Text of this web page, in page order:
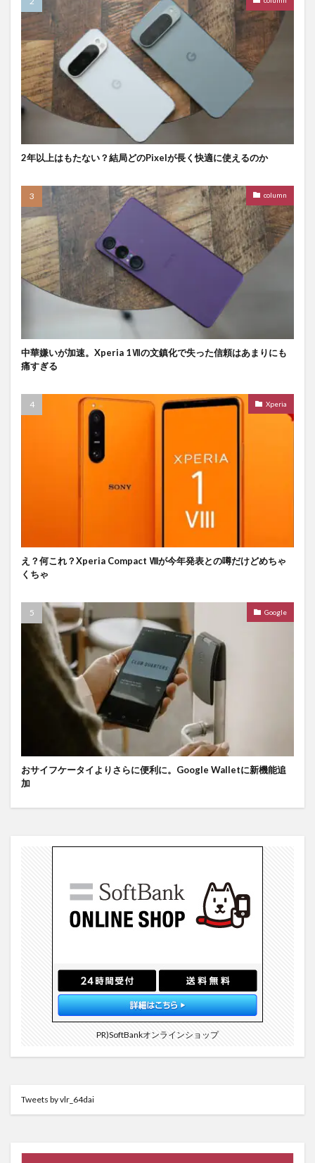
2年以上はもたない？結局どのPixelが長く快適に使えるのか
column
中華嫌いが加速。Xperia 1Ⅶの文鎮化で失った信頼はあまりにも
痛すぎる
Xperia
え？何これ？Xperia Compact Ⅷが今年発表との噂だけどめちゃ
くちゃ
Google
おサイフケータイよりさらに便利に。Google Walletに新機能追
加
PR)SoftBankオンラインショップ
Tweets by vlr_64dai